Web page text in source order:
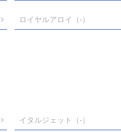
ロイヤルアロイ （-）
イタルジェット （-）